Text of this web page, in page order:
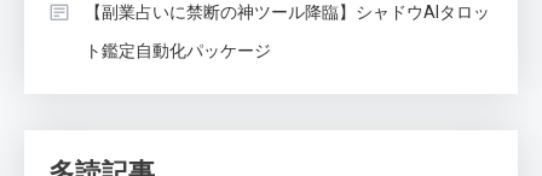
【副業占いに禁断の神ツール降臨】シャドウAIタロッ
ト鑑定自動化パッケージ